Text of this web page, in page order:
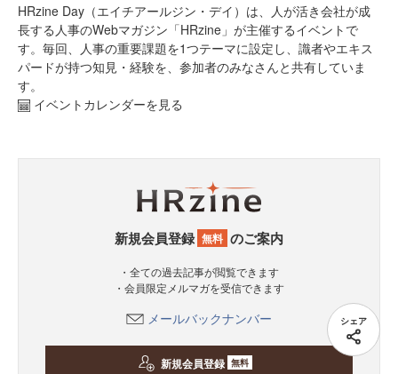
シェア
HRzine Day（エイチアールジン・デイ）は、人が活き会社が成
長する人事のWebマガジン「HRzine」が主催するイベントで
す。毎回、人事の重要課題を1つテーマに設定し、識者やエキス
パードが持つ知見・経験を、参加者のみなさんと共有していま
す。
イベントカレンダーを見る
新規会員登録 無料 のご案内
・全ての過去記事が閲覧できます
・会員限定メルマガを受信できます
メールバックナンバー
新規会員登録 無料